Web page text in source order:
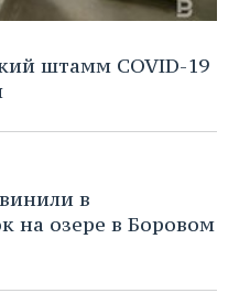
штамм COVID-19
в
на озере в Боровом